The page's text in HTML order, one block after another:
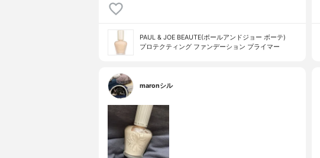
PAUL & JOE BEAUTE(ポールアンドジョー ボーテ)
プロテクティング ファンデーション プライマー
maronシル